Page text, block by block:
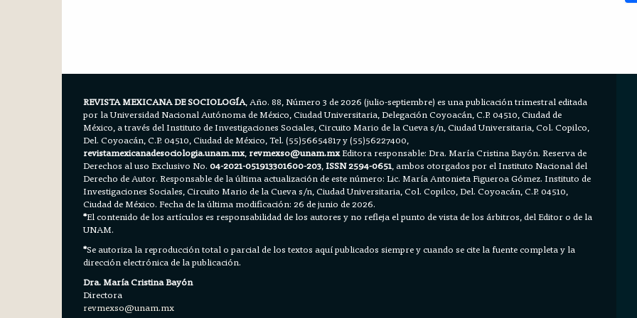
REVISTA MEXICANA DE SOCIOLOGÍA, Año. 88, Número 3 de 2026 (julio-septiembre) es una publicación trimestral editada
por la Universidad Nacional Autónoma de México, Ciudad Universitaria, Delegación Coyoacán, C.P. 04510, Ciudad de
México, a través del Instituto de Investigaciones Sociales, Circuito Mario de la Cueva s/n, Ciudad Universitaria, Col. Copilco,
Del. Coyoacán, C.P. 04510, Ciudad de México, Tel. (55)56654817 y (55)56227400,
revistamexicanadesociologia.unam.mx,revmexso@unam.mxEditora responsable: Dra. María Cristina Bayón. Reserva de
Derechos al uso Exclusivo No.04-2021-051913301600-203,ISSN 2594-0651, ambos otorgados por el Instituto Nacional del
Derecho de Autor. Responsable de la última actualización de este número: Lic. María Antonieta Figueroa Gómez. Instituto de
Investigaciones Sociales, Circuito Mario de la Cueva s/n, Ciudad Universitaria, Col. Copilco, Del. Coyoacán, C.P. 04510,
Ciudad de México. Fecha de la última modificación: 26 de junio de 2026.
*El contenido de los artículos es responsabilidad de los autores y no refleja el punto de vista de los árbitros, del Editor o de la
UNAM.
*Se autoriza la reproducción total o parcial de los textos aquí publicados siempre y cuando se cite la fuente completa y la
dirección electrónica de la publicación.
Dra. María Cristina Bayón
Directora
revmexso@unam.mx